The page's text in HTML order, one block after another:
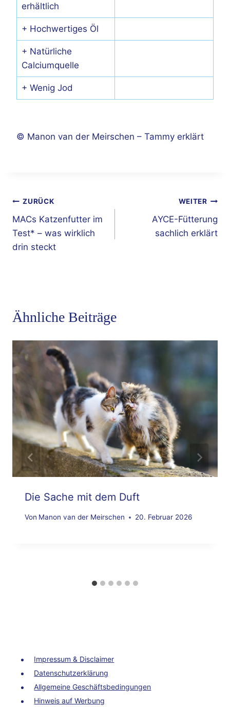
erhältlich
+ Hochwertiges Öl
+ Natürliche
Calciumquelle
+ Wenig Jod
© Manon van der Meirschen – Tammy erklärt
Beitragsnavigation
ZURÜCK
MACs Katzenfutter im
Test* – was wirklich
drin steckt
WEITER
AYCE-Fütterung
sachlich erklärt
Ähnliche Beiträge
Die Sache mit dem Duft
Von Manon van der Meirschen 20. Februar 2026
Impressum & Disclaimer
Datenschutzerklärung
Allgemeine Geschäftsbedingungen
Hinweis auf Werbung